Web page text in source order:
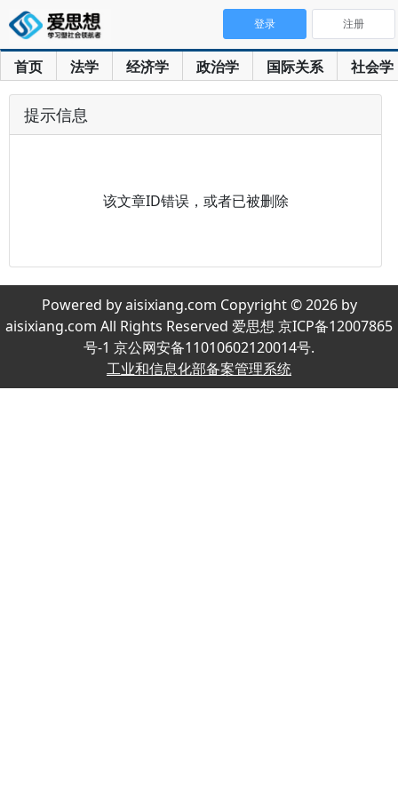
首页 法学 经济学 政治学 国际关系 社会学
登录 注册
提示信息
该文章ID错误，或者已被删除
Powered by aisixiang.com Copyright © 2026 by
aisixiang.com All Rights Reserved 爱思想 京ICP备12007865
号-1 京公网安备11010602120014号.
工业和信息化部备案管理系统